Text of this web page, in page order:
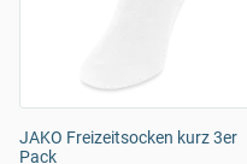
JAKO Freizeitsocken kurz 3er
Pack